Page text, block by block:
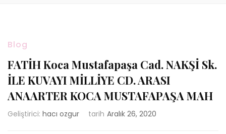
Blog
FATİH Koca Mustafapaşa Cad. NAKŞİ Sk.
İLE KUVAYI MİLLİYE CD. ARASI
ANAARTER KOCA MUSTAFAPAŞA MAH
Geliştirici: hacı ozgur tarih Aralık 26, 2020